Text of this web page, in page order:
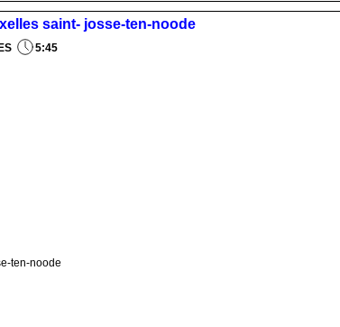
saint- josse-ten-noode
5:45
ten-noode